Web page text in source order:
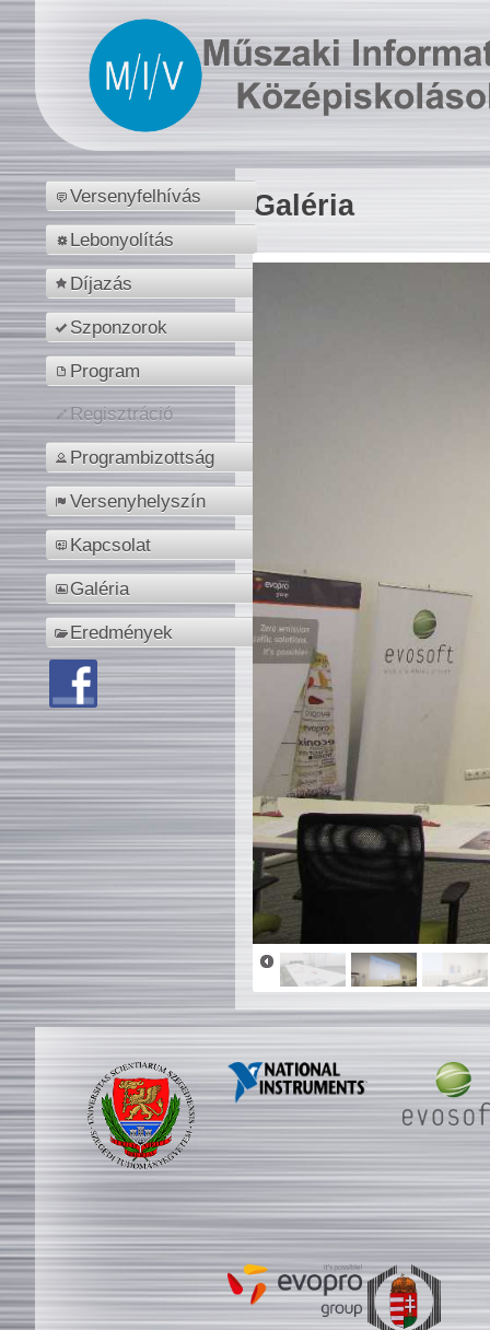
Versenyfelhívás
Lebonyolítás
Díjazás
Szponzorok
Program
Regisztráció
Programbizottság
Versenyhelyszín
Kapcsolat
Galéria
Eredmények
Galéria